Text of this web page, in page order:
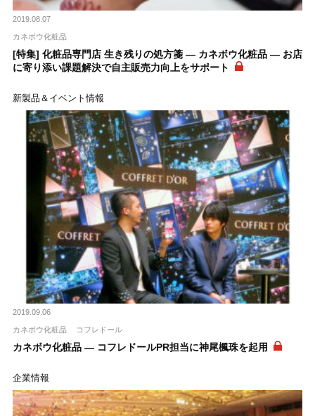
2019.08.07
カネボウ化粧品
[特集] 化粧品専門店 生き残りの処方箋 ― カネボウ化粧品 ― お店
に寄り添い課題解決で自主販売力向上をサポート
新製品＆イベント情報
2019.09.06
カネボウ化粧品 コフレドール
カネボウ化粧品 ― コフレドールPR担当に神尾楓珠を起用
企業情報